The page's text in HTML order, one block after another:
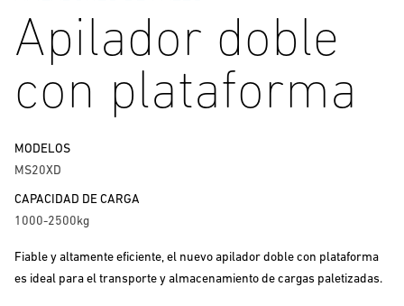
Apilador doble
con plataforma
MODELOS
MS20XD
CAPACIDAD DE CARGA
1000-2500kg
Fiable y altamente eficiente, el nuevo apilador doble con plataforma
es ideal para el transporte y almacenamiento de cargas paletizadas.